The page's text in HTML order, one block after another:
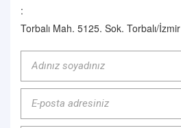
:
Torbalı Mah. 5125. Sok. Torbalı/İzmir